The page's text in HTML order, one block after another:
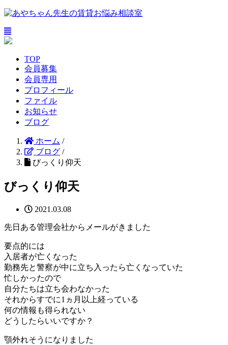
TOP
会員募集
会員専用
プロフィール
ファイル
お知らせ
ブログ
ホーム /
ブログ /
びっくり仰天
びっくり仰天
2021.03.08
先日ある管理会社からメールがきました
要点的には
入居者が亡くなった
勤務先と警察が中に立ち入ったら亡くなっていた
忙しかったので
自分たちは立ち会わなかった
それからすでに1ヵ月以上経っている
何の情報も得られない
どうしたらいいですか？
顎外れそうになりました